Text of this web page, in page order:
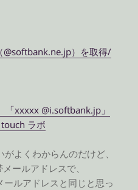
@softbank.ne.jp）を取得/
xxxxx @i.softbank.jp」
ラボ
よくわからんのだけど、
ールアドレスで、
ルアドレスと同じと思っ